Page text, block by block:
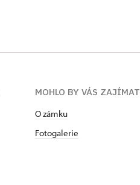
MOHLO BY VÁS ZAJÍMAT
O zámku
Fotogalerie